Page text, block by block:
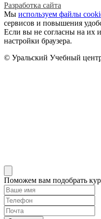
Разработка сайта
Мы используем файлы
сервисов и повышения
Если вы не согласны на их
настройки браузера.
© Уральский Учебный
Поможем вам подобрать